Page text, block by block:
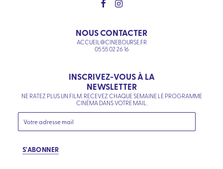
NOUS CONTACTER
ACCUEIL@CINEBOURSE.FR
05 55 02 26 16
INSCRIVEZ-VOUS À LA
NEWSLETTER
NE RATEZ PLUS UN FILM. RECEVEZ CHAQUE SEMAINE LE PROGRAMME
CINÉMA DANS VOTRE MAIL.
S'ABONNER